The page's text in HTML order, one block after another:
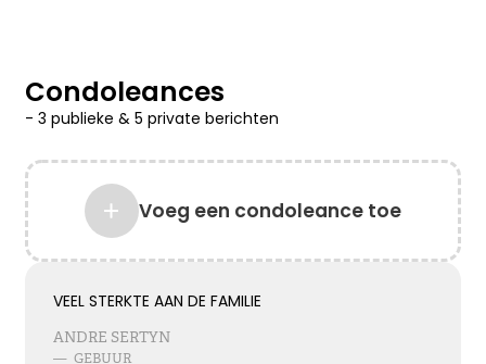
Condoleances
- 3 publieke & 5 private berichten
Voeg een condoleance toe
VEEL STERKTE AAN DE FAMILIE
ANDRE SERTYN
— GEBUUR
Waar rouw is, is liefde. Waar liefde is, geven
herinneringen voor altijd troost